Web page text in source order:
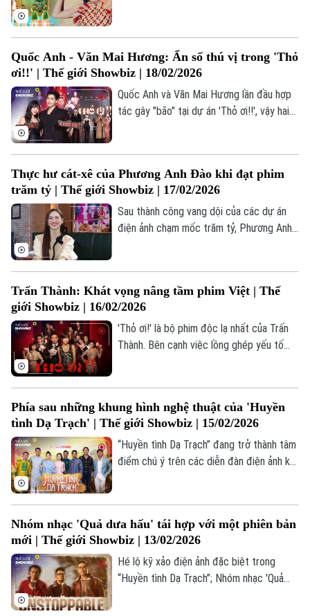
Chuyên mục
Thời sự
Chính trị
Xã hội
An ninh trật tự
Công nghệ
Nhịp sống Hà Nội
Người Hà Nội
Khoảnh khắc Hà Nội
Ẩm thực
Thế giới
Tin tức
Quân sự
Hồ sơ
Người Việt 4 phương
Kinh tế
Cafe sáng
Tài chính Ngân hàng
Doanh nghiệp
Tin tức
Đầu tư
Tàu và Xe
Ô tô
Giáo dục
gương mặt đã để lại dấu ấn vô cùng lớn
trong lòng công chúng - ca nương Kiều
Anh.
Quốc Anh - Văn Mai Hương: Ẩn số thú vị trong 'Thỏ
ơi!!' | Thế giới Showbiz | 18/02/2026
Quốc Anh và Văn Mai Hương lần đầu hợp
tác gây "bão" tại dự án 'Thỏ ơi!!', vậy hai
Thực hư cát-xê của Phương Anh Đào khi đạt phim
trăm tỷ | Thế giới Showbiz | 17/02/2026
Sau thành công vang dội của các dự án
điện ảnh chạm mốc trăm tỷ, Phương Anh
nhập "khủng", thực hư giá trị cát-xê của
nàng thơ màn ảnh Việt hiện nay ra sao?
Trấn Thành: Khát vọng nâng tầm phim Việt | Thế
giới Showbiz | 16/02/2026
'Thỏ ơi!' là bộ phim độc lạ nhất của Trấn
Thành. Bên cạnh việc lồng ghép yếu tố
chia sẻ cùng Thế giới Showbiz về bộ phim
này.
Phía sau những khung hình nghệ thuật của 'Huyền
tình Dạ Trạch' | Thế giới Showbiz | 15/02/2026
“Huyền tình Dạ Trạch” đang trở thành tâm
điểm chú ý trên các diễn đàn điện ảnh khi
nhờ kết hợp yếu tố lịch sử, văn hóa và tình
yêu trong một hành trình trở về cội nguồn
dân tộc.
Nhóm nhạc 'Quả dưa hấu' tái hợp với một phiên bản
mới | Thế giới Showbiz | 13/02/2026
Hé lộ kỹ xảo điện ảnh đặc biệt trong
“Huyền tình Dạ Trạch”; Nhóm nhạc 'Quả